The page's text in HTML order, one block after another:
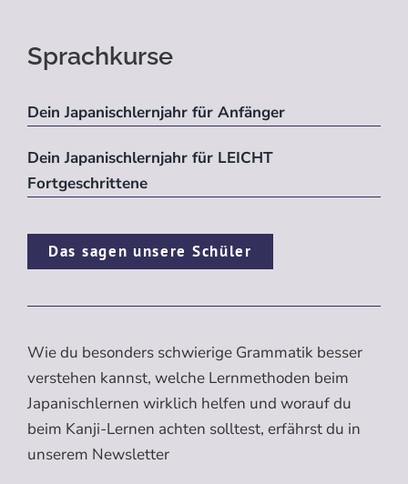
Sprachkurse
Dein Japanischlernjahr für Anfänger
Dein Japanischlernjahr für LEICHT
Fortgeschrittene
Das sagen unsere Schüler
Wie du besonders schwierige Grammatik besser
verstehen kannst, welche Lernmethoden beim
Japanischlernen wirklich helfen und worauf du
beim Kanji-Lernen achten solltest, erfährst du in
unserem Newsletter